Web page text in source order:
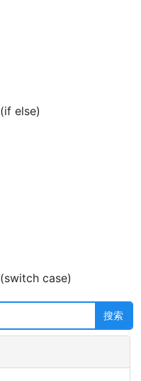
else)
case)